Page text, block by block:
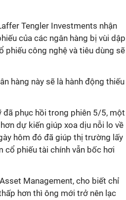
Tengler Investments nhận
của các ngân hàng bị vùi dập
phiếu công nghệ và tiêu dùng sẽ
hàng này sẽ là hành động thiếu
phục hồi trong phiên 5/5, một
dự kiến giúp xoa dịu nỗi lo về
hôm đó đã giúp thị trường lấy
cổ phiếu tài chính vẫn bốc hơi
Management, cho biết chỉ
hơn thì ông mới trở nên lạc